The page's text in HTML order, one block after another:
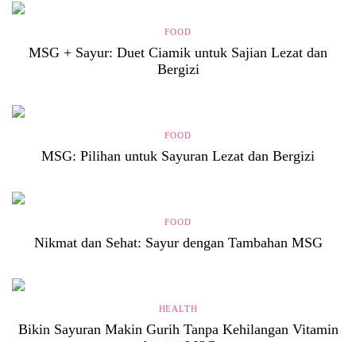
FOOD
MSG + Sayur: Duet Ciamik untuk Sajian Lezat dan
Bergizi
FOOD
MSG: Pilihan untuk Sayuran Lezat dan Bergizi
FOOD
Nikmat dan Sehat: Sayur dengan Tambahan MSG
HEALTH
Bikin Sayuran Makin Gurih Tanpa Kehilangan Vitamin